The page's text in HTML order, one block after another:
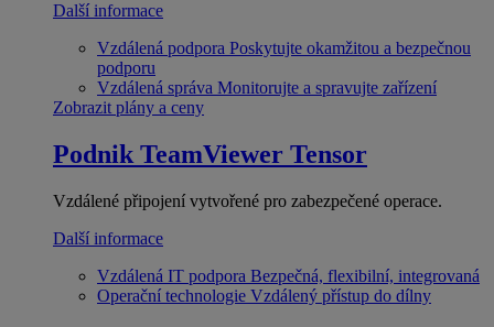
Další informace
Vzdálená podpora Poskytujte okamžitou a bezpečnou
podporu
Vzdálená správa Monitorujte a spravujte zařízení
Zobrazit plány a ceny
Podnik TeamViewer Tensor
Vzdálené připojení vytvořené pro zabezpečené operace.
Další informace
Vzdálená IT podpora Bezpečná, flexibilní, integrovaná
Operační technologie Vzdálený přístup do dílny